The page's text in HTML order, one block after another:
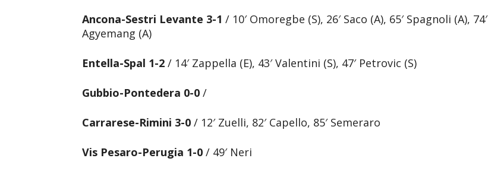
Ancona-Sestri Levante 3-1 / 10′ Omoregbe (S), 26′ Saco (A), 65′ Spagnoli (A), 74′
Agyemang (A)
Entella-Spal 1-2 / 14′ Zappella (E), 43′ Valentini (S), 47′ Petrovic (S)
Gubbio-Pontedera 0-0 /
Carrarese-Rimini 3-0 / 12′ Zuelli, 82′ Capello, 85′ Semeraro
Vis Pesaro-Perugia 1-0 / 49′ Neri